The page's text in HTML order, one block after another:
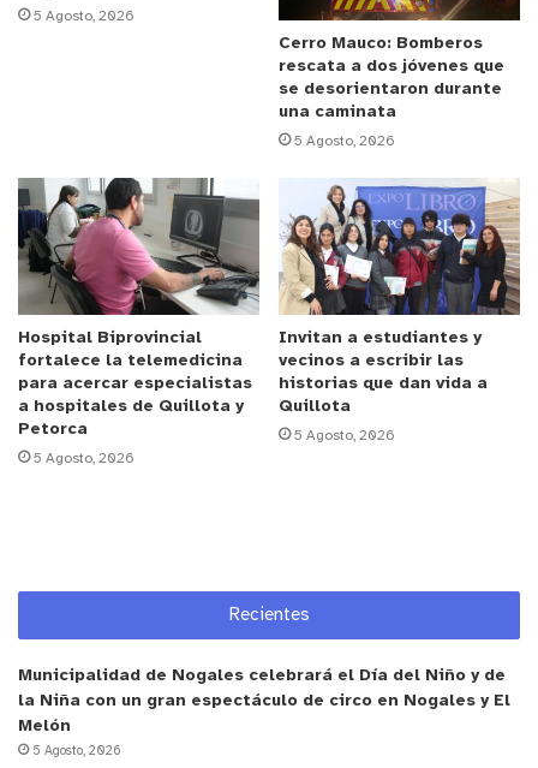
e identidad colectiva”, afirmó.
Desde el punto de vista veterinario, la especialista
explicó que los perros mestizos suelen presentar
una amplia diversidad genética, lo que puede
reducir la predisposición a algunas enfermedades
hereditarias asociadas a ciertas razas puras.
Además, resaltó su capacidad de adaptación a
distintos entornos familiares.
“Son animales muy perceptivos, agradecidos y
resilientes. Cuando encuentran un hogar seguro
generan vínculos muy estrechos con sus tutores y
desarrollan una lealtad única”, señaló Lagos.
clave para evitar adopciones impulsivas y
promover decisiones responsables.
“Muchas situaciones de abandono tienen relación
con adopciones impulsivas o con personas que
desconocen las necesidades reales de una
5 Agosto, 2026
Cerro Mauco: Bomberos
rescata a dos jóvenes que
se desorientaron durante
una caminata
5 Agosto, 2026
Hospital Biprovincial
fortalece la telemedicina
para acercar especialistas
a hospitales de Quillota y
Petorca
5 Agosto, 2026
Invitan a estudiantes y
vecinos a escribir las
historias que dan vida a
Quillota
5 Agosto, 2026
Recientes
Municipalidad de Nogales celebrará el Día del Niño y de
la Niña con un gran espectáculo de circo en Nogales y El
Melón
5 Agosto, 2026